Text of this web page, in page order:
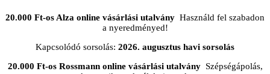
20.000 Ft-os Alza online vásárlási utalvány Használd fel szabadon
a nyeredményed!
Kapcsolódó sorsolás: 2026. augusztus havi sorsolás
20.000 Ft-os Rossmann online vásárlási utalványSzépségápolás,